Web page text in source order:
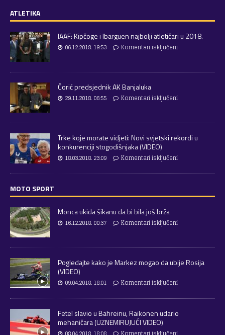
ATLETIKA
IAAF: Kipčoge i Ibarguen najbolji atletičari u 2018.
06.12.2018. 19:53 Komentari isključeni
Ćorić predsjednik AK Banjaluka
29.11.2018. 06:55 Komentari isključeni
Trke koje morate vidjeti: Novi svjetski rekordi u
konkurenciji stogodišnjaka (VIDEO)
18.03.2018. 23:09 Komentari isključeni
MOTO SPORT
Monca ukida šikanu da bi bila još brža
16.12.2018. 00:37 Komentari isključeni
Pogledajte kako je Markez mogao da ubije Rosija
(VIDEO)
09.04.2018. 18:01 Komentari isključeni
Fetel slavio u Bahreinu, Raikonen udario
mehaničara (UZNEMIRUJUĆI VIDEO)